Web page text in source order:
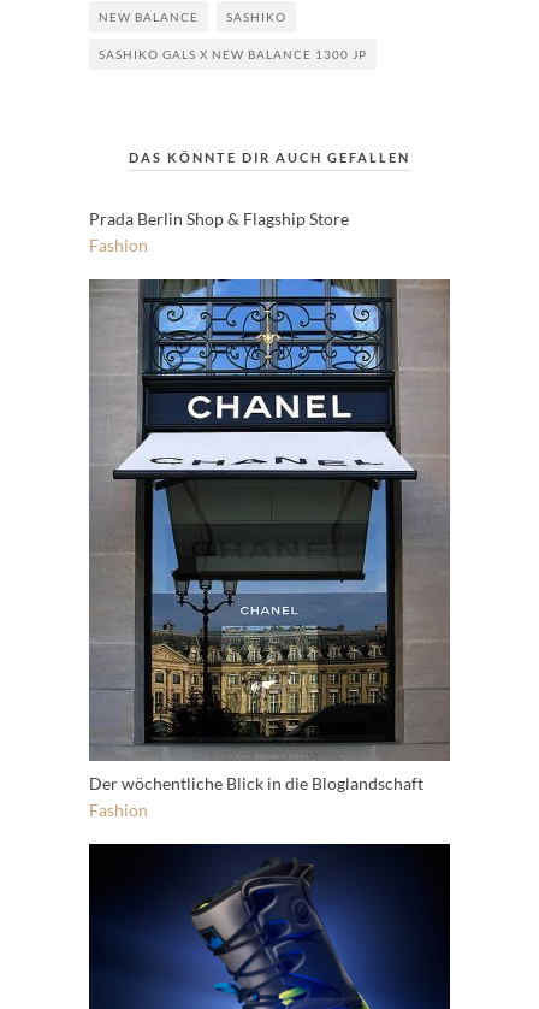
NEW BALANCE SASHIKO
SASHIKO GALS X NEW BALANCE 1300 JP
DAS KÖNNTE DIR AUCH GEFALLEN
Prada Berlin Shop & Flagship Store
Fashion
Der wöchentliche Blick in die Bloglandschaft
Fashion